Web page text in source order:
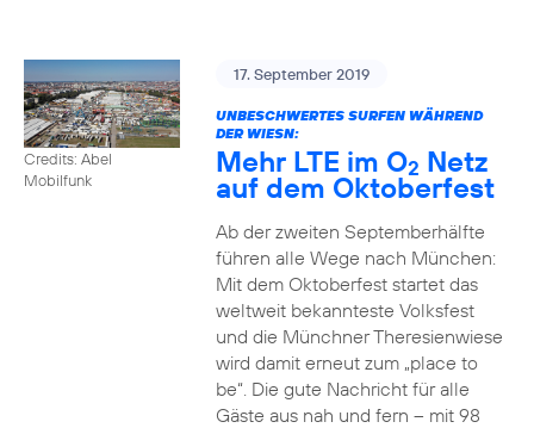
Credits: Abel
Mobilfunk
17. September 2019
UNBESCHWERTES SURFEN WÄHREND
DER WIESN:
Mehr LTE im O2 Netz
auf dem Oktoberfest
Ab der zweiten Septemberhälfte
führen alle Wege nach München:
Mit dem Oktoberfest startet das
weltweit bekannteste Volksfest
und die Münchner Theresienwiese
wird damit erneut zum „place to
be“. Die gute Nachricht für alle
Gäste aus nah und fern – mit 98